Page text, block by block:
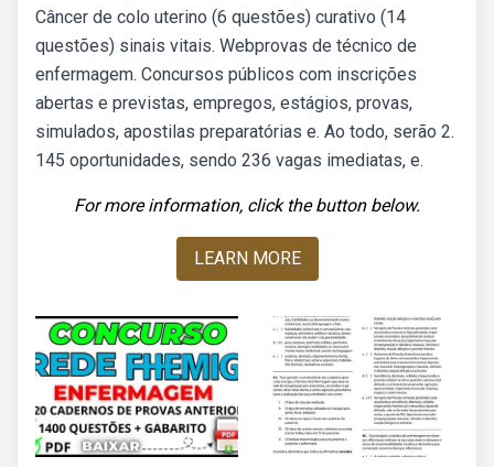
Câncer de colo uterino (6 questões) curativo (14
questões) sinais vitais. Webprovas de técnico de
enfermagem. Concursos públicos com inscrições
abertas e previstas, empregos, estágios, provas,
simulados, apostilas preparatórias e. Ao todo, serão 2.
145 oportunidades, sendo 236 vagas imediatas, e.
For more information, click the button below.
LEARN MORE